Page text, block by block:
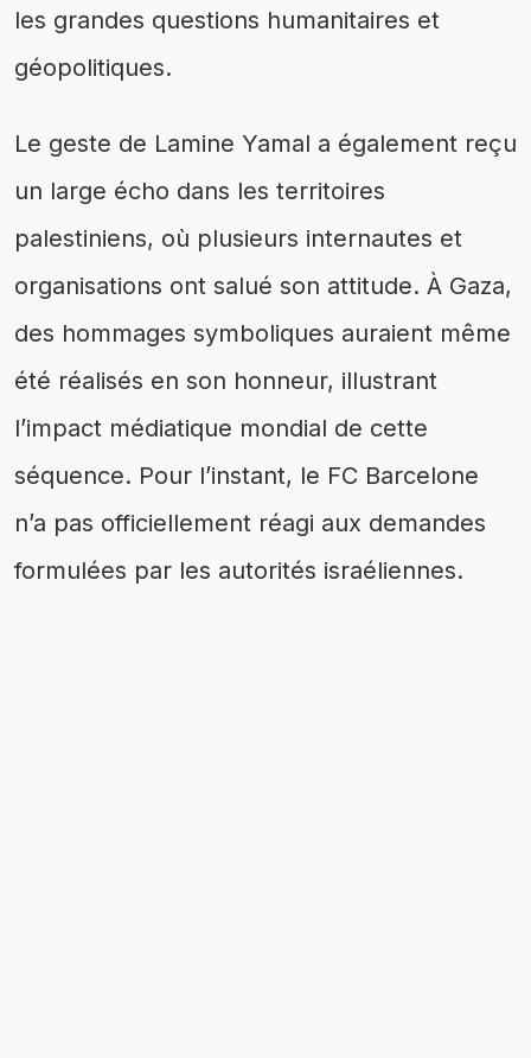
les grandes questions humanitaires et
géopolitiques.
Le geste de Lamine Yamal a également reçu
un large écho dans les territoires
palestiniens, où plusieurs internautes et
organisations ont salué son attitude. À Gaza,
des hommages symboliques auraient même
été réalisés en son honneur, illustrant
l’impact médiatique mondial de cette
séquence. Pour l’instant, le FC Barcelone
n’a pas officiellement réagi aux demandes
formulées par les autorités israéliennes.